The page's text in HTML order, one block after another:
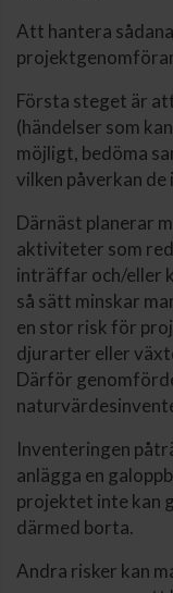
Att hantera
Första steget är
(händelser som
möjligt, bedöma
vilken påverkan
Därnäst planerar
aktiviteter som
inträffar och/eller
så sätt minskar
en stor risk för
djurarter eller
Därför
Inventeringen
anlägga en
projektet inte kan
därmed borta.
Andra risker kan